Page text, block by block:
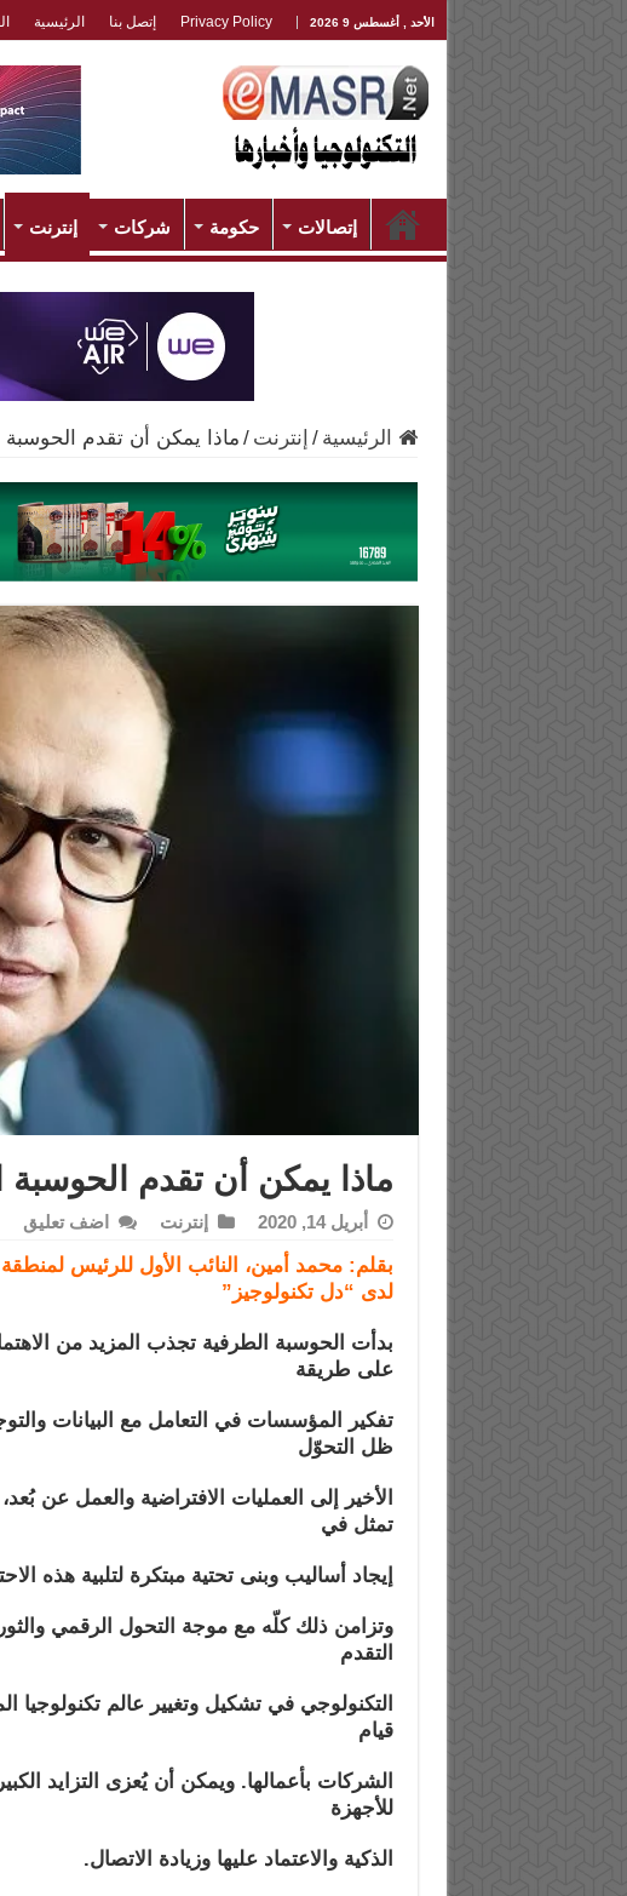
الأحد , أغسطس 9 2026 Privacy Policy إتصل بنا الرئيسية
إتصالات حكومة شركات إنترنت
الرئيسية / إنترنت / ماذا يمكن أن تقدم الحوسبة
ماذا يمكن أن تقدم الحوسبة
أبريل 14, 2020 إنترنت اضف تعليق
بقلم: محمد أمين، النائب الأول للرئيس
لدى “دل تكنولوجيز”
بدأت الحوسبة الطرفية تجذب المزيد من
على طريقة
تفكير المؤسسات في التعامل مع البيانات
ظل التحوّل
الأخير إلى العمليات الافتراضية والعمل عن
تمثل في
إيجاد أساليب وبنى تحتية مبتكرة لتلبية هذه
وتزامن ذلك كلّه مع موجة التحول الرقمي
التقدم
التكنولوجي في تشكيل وتغيير عالم
قيام
الشركات بأعمالها. ويمكن أن يُعزى التزايد
للأجهزة
الذكية والاعتماد عليها وزيادة الاتصال.